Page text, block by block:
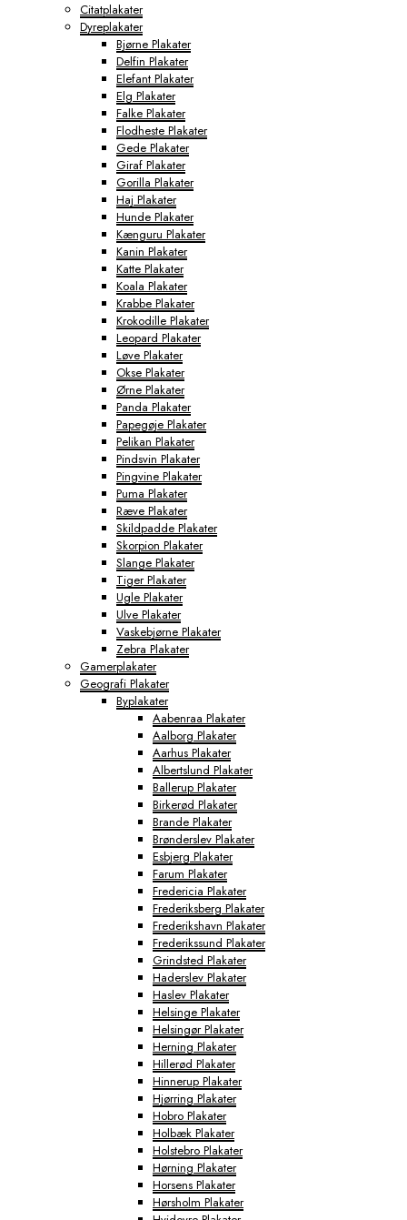
Citatplakater
Dyreplakater
Bjørne Plakater
Delfin Plakater
Elefant Plakater
Elg Plakater
Falke Plakater
Flodheste Plakater
Gede Plakater
Giraf Plakater
Gorilla Plakater
Haj Plakater
Hunde Plakater
Kænguru Plakater
Kanin Plakater
Katte Plakater
Koala Plakater
Krabbe Plakater
Krokodille Plakater
Leopard Plakater
Løve Plakater
Okse Plakater
Ørne Plakater
Panda Plakater
Papegøje Plakater
Pelikan Plakater
Pindsvin Plakater
Pingvine Plakater
Puma Plakater
Ræve Plakater
Skildpadde Plakater
Skorpion Plakater
Slange Plakater
Tiger Plakater
Ugle Plakater
Ulve Plakater
Vaskebjørne Plakater
Zebra Plakater
Gamerplakater
Geografi Plakater
Byplakater
Aabenraa Plakater
Aalborg Plakater
Aarhus Plakater
Albertslund Plakater
Ballerup Plakater
Birkerød Plakater
Brande Plakater
Brønderslev Plakater
Esbjerg Plakater
Farum Plakater
Fredericia Plakater
Frederiksberg Plakater
Frederikshavn Plakater
Frederikssund Plakater
Grindsted Plakater
Haderslev Plakater
Haslev Plakater
Helsinge Plakater
Helsingør Plakater
Herning Plakater
Hillerød Plakater
Hinnerup Plakater
Hjørring Plakater
Hobro Plakater
Holbæk Plakater
Holstebro Plakater
Hørning Plakater
Horsens Plakater
Hørsholm Plakater